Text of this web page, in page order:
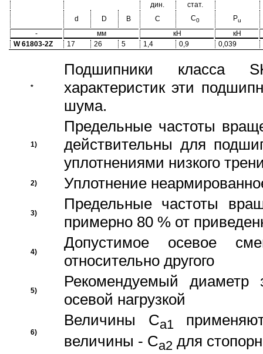
дин.
стат.
d
D B C C0 Pu
- мм кН
кН
W 61803-2Z
17 26 5 1,4 0,9 0,039
*
Подшипники класса
характеристик эти
шума.
1)
Предельные частоты
действительны для
уплотнениями низкого
2) Уплотнение
3)
Предельные частоты
примерно 80 % от
4)
Допустимое осевое
относительно другого
5)
Рекомендуемый диаметр
осевой нагрузкой
6)
Величины Ca1
величины - Ca2 для